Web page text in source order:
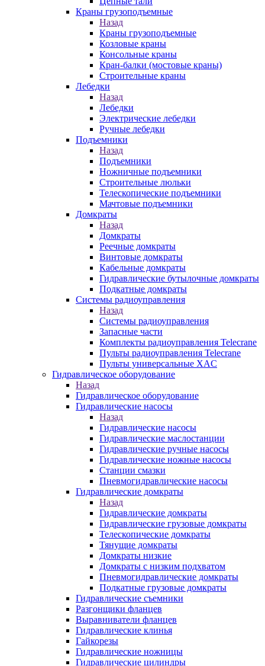
Краны грузоподъемные
Назад
Краны грузоподъемные
Козловые краны
Консольные краны
Кран-балки (мостовые краны)
Строительные краны
Лебедки
Назад
Лебедки
Электрические лебедки
Ручные лебедки
Подъемники
Назад
Подъемники
Ножничные подъемники
Строительные люльки
Телескопические подъемники
Мачтовые подъемники
Домкраты
Назад
Домкраты
Реечные домкраты
Винтовые домкраты
Кабельные домкраты
Гидравлические бутылочные домкраты
Подкатные домкраты
Системы радиоуправления
Назад
Системы радиоуправления
Запасные части
Комплекты радиоуправления Telecrane
Пульты радиоуправления Telecrane
Пульты универсальные XAC
Гидравлическое оборудование
Назад
Гидравлическое оборудование
Гидравлические насосы
Назад
Гидравлические насосы
Гидравлические маслостанции
Гидравлические ручные насосы
Гидравлические ножные насосы
Станции смазки
Пневмогидравлические насосы
Гидравлические домкраты
Назад
Гидравлические домкраты
Гидравлические грузовые домкраты
Телескопические домкраты
Тянущие домкраты
Домкраты низкие
Домкраты с низким подхватом
Пневмогидравлические домкраты
Подкатные грузовые домкраты
Гидравлические съемники
Разгонщики фланцев
Выравниватели фланцев
Гидравлические клинья
Гайкорезы
Гидравлические ножницы
Гидравлические цилиндры